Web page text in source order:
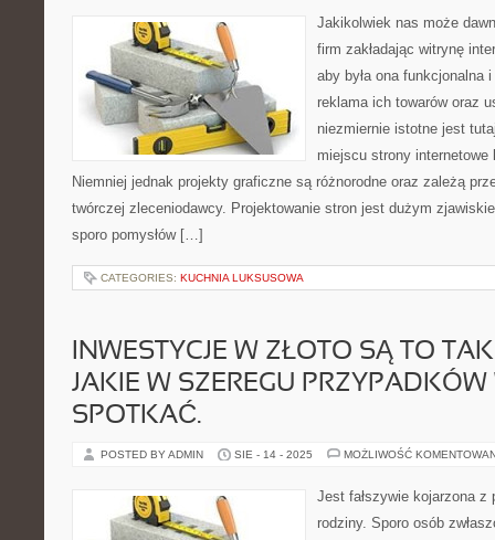
Jakikolwiek nas może
firm zakładając witrynę
aby była ona funkcjonalna
reklama ich towarów oraz
niezmiernie istotne jest
miejscu strony internetowe
Niemniej jednak projekty graficzne są różnorodne oraz zależą
twórczej zleceniodawcy. Projektowanie stron jest dużym
sporo pomysłów […]
CATEGORIES: KUCHNIA LUKSUSOWA
INWESTYCJE W ZŁOTO SĄ TO
JAKIE W SZEREGU
SPOTKAĆ.
POSTED BY ADMIN SIE - 14 - 2025 MOŻLIWOŚĆ
Jest fałszywie kojarzona
rodziny. Sporo osób